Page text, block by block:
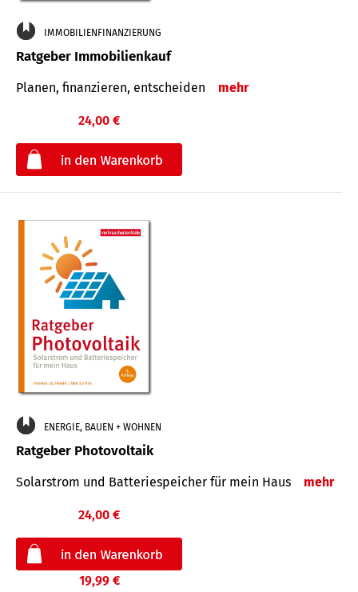
IMMOBILIENFINANZIERUNG
Ratgeber Immobilienkauf
Planen, finanzieren, entscheiden mehr
24,00 €
ENERGIE, BAUEN + WOHNEN
Ratgeber Photovoltaik
Solarstrom und Batteriespeicher für mein Haus mehr
24,00 €
19,99 €